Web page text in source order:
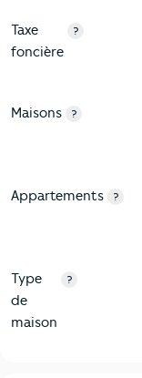
Taxe
foncière
?
Maisons ?
Appartements ?
Type
de
maison
?